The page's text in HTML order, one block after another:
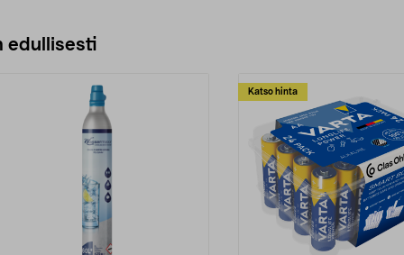
edullisesti
Katso hinta